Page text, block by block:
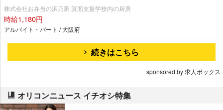
株式会社お弁当の浜乃家 箕面支援学校内の厨房
時給1,180円
アルバイト・パート / 大阪府
続きはこちら
sponsored by 求人ボックス
オリコンニュース イチオシ特集